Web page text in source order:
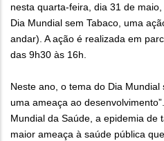
nesta quarta-feira, dia 31 de
Dia Mundial sem Tabaco, uma
andar). A ação é realizada em
das 9h30 às 16h.
Neste ano, o tema do Dia Mundial
uma ameaça ao
Mundial da Saúde, a epidemia de
maior ameaça à saúde pública